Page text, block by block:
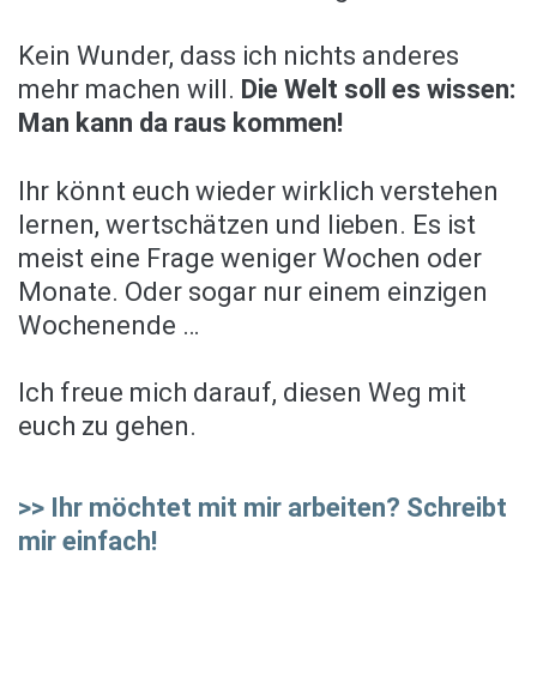
Kein Wunder, dass ich nichts anderes
mehr machen will. Die Welt soll es wissen:
Man kann da raus kommen!
Ihr könnt euch wieder wirklich verstehen
lernen, wertschätzen und lieben. Es ist
meist eine Frage weniger Wochen oder
Monate. Oder sogar nur einem einzigen
Wochenende …
Ich freue mich darauf, diesen Weg mit
euch zu gehen.
>> Ihr möchtet mit mir arbeiten? Schreibt
mir einfach!